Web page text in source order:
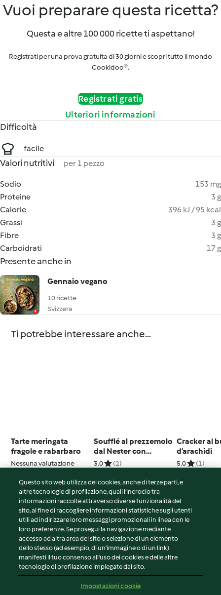
Vuoi preparare questa ricetta?
Questa e altre 100 000 ricette ti aspettano!
Registrati per una prova gratuita di 30 giorni e scopri tutto il mondo
Cookidoo®.
Registrati gratis
Ulteriori informazioni
Difficoltà
facile
Valori nutritivi per 1 pezzo
Sodio
153 mg
Proteine
3 g
Calorie
396 kJ / 95 kcal
Grassi
3 g
Fibre
3 g
Carboidrati
17 g
Presente anche in
Gennaio vegano
10 ricette
Svizzera
Ti potrebbe interessare anche...
Tarte meringata
fragole e rabarbaro
Nessuna valutazione
Soufflé al prezzemolo
dal Nester con
insalata di verdure
crude
3.0 (2)
Cracker al
d’arachidi
5.0 (1)
© Copyright 2026
Termini del servizio
Informativa sulla privacy
Avvertenze generali
Note legali
Questo sito web utilizza dei cookies, anche di terze parti, e
altre tecnologie di profilazione, quali l’incrocio tra
informazioni raccolte attraverso diverse funzionalità del
sito, al fine di raccogliere informazioni statistiche sugli utenti
utili ad indirizzare loro messaggi promozionali in linea con le
loro preferenze. Se prosegui la navigazione mediante
accesso ad altra area del sito o selezione di un elemento
dello stesso (ad esempio, di un'immagine o di un link)
manifesti il tuo consenso all'uso dei cookies e delle altre
tecnologie di profilazione impiegate dal sito.
Impostazioni cookie